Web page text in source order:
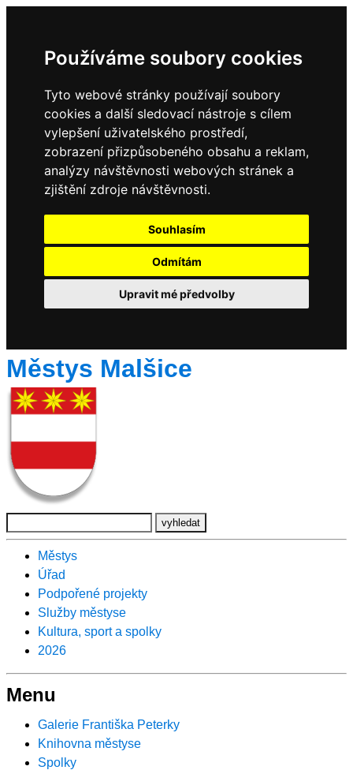
Používáme soubory cookies
Tyto webové stránky používají soubory
cookies a další sledovací nástroje s cílem
vylepšení uživatelského prostředí,
zobrazení přizpůsobeného obsahu a reklam,
analýzy návštěvnosti webových stránek a
zjištění zdroje návštěvnosti.
Souhlasím
Odmítám
Upravit mé předvolby
Městys Malšice
Městys
Úřad
Podpořené projekty
Služby městyse
Kultura, sport a spolky
2026
Menu
Galerie Františka Peterky
Knihovna městyse
Spolky